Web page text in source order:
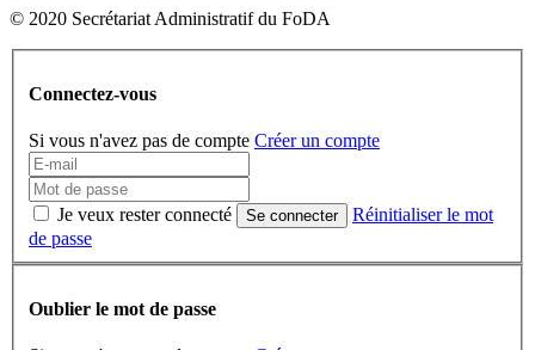
© 2020 Secrétariat Administratif du FoDA
Connectez-vous
Si vous n'avez pas de compte Créer un compte
Je veux rester connecté Se connecter
Réinitialiser le mot
de passe
Oublier le mot de passe